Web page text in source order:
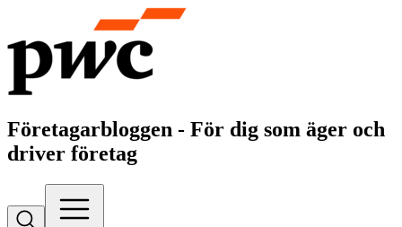
Företagarbloggen - För dig som äger och
driver företag